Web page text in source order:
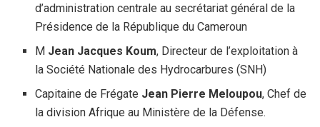
d’administration centrale au secrétariat général de la
Présidence de la République du Cameroun
M Jean Jacques Koum, Directeur de l’exploitation à
la Société Nationale des Hydrocarbures (SNH)
Capitaine de Frégate Jean Pierre Meloupou, Chef de
la division Afrique au Ministère de la Défense.